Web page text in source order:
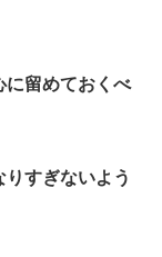
に留めておくべ
すぎないよう